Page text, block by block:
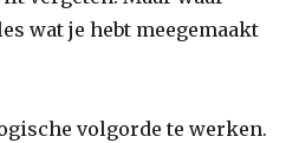
wat je hebt meegemaakt
volgorde te werken.